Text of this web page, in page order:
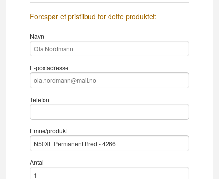
Forespør et pristilbud for dette produktet:
Navn
E-postadresse
Telefon
Emne/produkt
Antall